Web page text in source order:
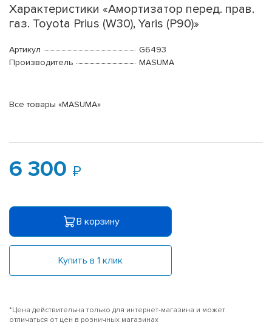
Характеристики «Амортизатор перед. прав.
газ. Toyota Prius (W30), Yaris (P90)»
Артикул
G6493
Производитель
MASUMA
Все товары «MASUMA»
6 300
В корзину
Купить в 1 клик
*Цена действительна только для интернет-магазина и может
отличаться от цен в розничных магазинах